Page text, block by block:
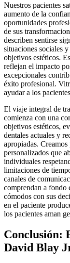
Nuestros pacientes
aumento de la
oportunidades
de sus
describen sentirse
situaciones sociales
objetivos estéticos.
reflejan el impacto
excepcionales
éxito profesional.
ayudar a los
El viaje integral de
comienza con una
objetivos estéticos,
dentales actuales y
apropiadas.
personalizados que
individuales
limitaciones de
canales de
comprendan a fondo
cómodos con sus
en el paciente
los pacientes aman
Conclusión:
David Blay